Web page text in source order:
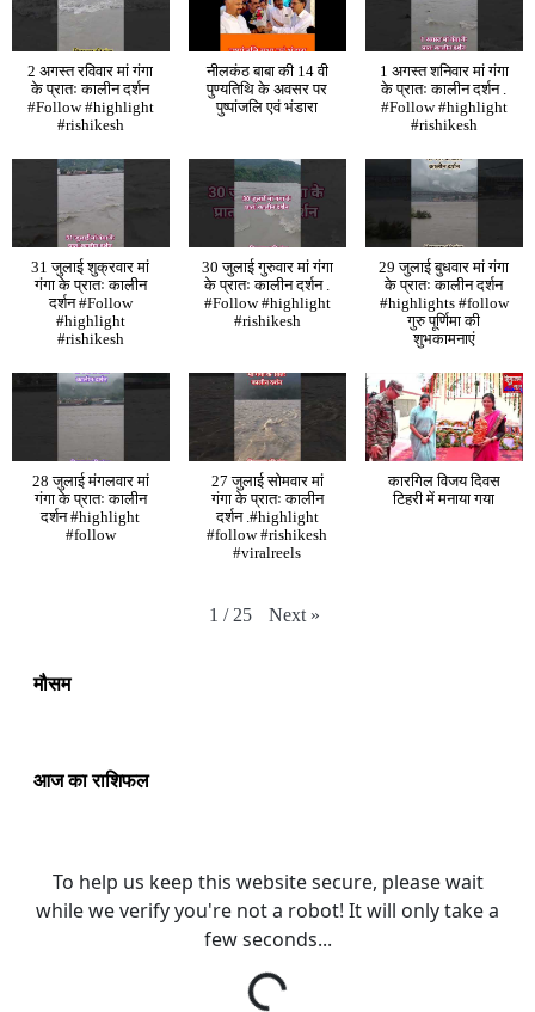
2 अगस्त रविवार मां गंगा
के प्रातः कालीन दर्शन
#Follow #highlight
#rishikesh
नीलकंठ बाबा की 14 वी
पुण्यतिथि के अवसर पर
पुष्पांजलि एवं भंडारा
1 अगस्त शनिवार मां गंगा
के प्रातः कालीन दर्शन .
#Follow #highlight
#rishikesh
31 जुलाई शुक्रवार मां
गंगा के प्रातः कालीन
दर्शन #Follow
#highlight
#rishikesh
30 जुलाई गुरुवार मां गंगा
के प्रातः कालीन दर्शन .
#Follow #highlight
#rishikesh
29 जुलाई बुधवार मां गंगा
के प्रातः कालीन दर्शन
#highlights #follow
गुरु पूर्णिमा की
शुभकामनाएं
28 जुलाई मंगलवार मां
गंगा के प्रातः कालीन
दर्शन #highlight
#follow
27 जुलाई सोमवार मां
गंगा के प्रातः कालीन
दर्शन .#highlight
#follow #rishikesh
#viralreels
कारगिल विजय दिवस
टिहरी में मनाया गया
1 / 25 Next »
मौसम
आज का राशिफल